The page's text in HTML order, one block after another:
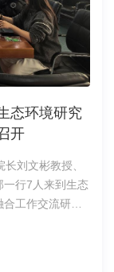
文化的温度与底
深化留学生培
照片教育处2026
态环境研究
开
刘文彬教授、
一行7人来到生态
合工作交流研
研产出与学生